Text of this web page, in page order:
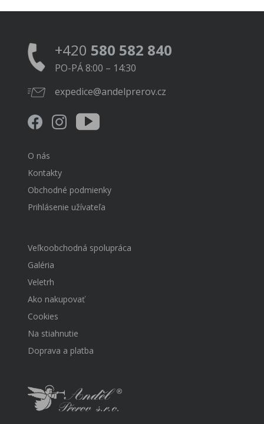
+420 580 582 840
PO-PÁ 8:00 – 14:30
expedice@andelprerov.cz
O nás
Kontakty
Obchodné podmienky
Prihlásenie užívateľa
Veľkoobchodná spolupráca
Galéria
Veletrh
Ako nakupovať
Cookies
Na stiahnutie
Doprava a platba